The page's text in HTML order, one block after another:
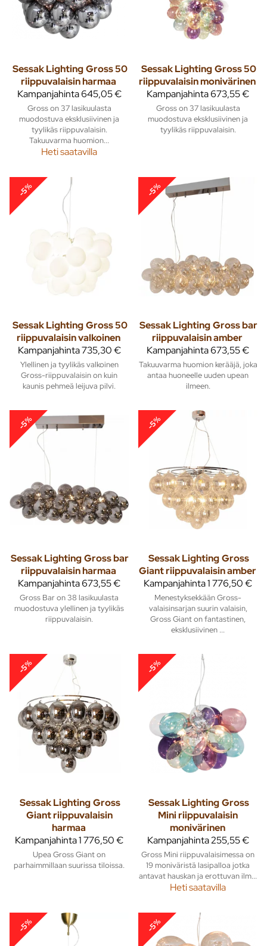
Sessak Lighting Gross 50
riippuvalaisin harmaa
Kampanjahinta645,05 €
Gross on 37 lasikuulasta
muodostuva eksklusiivinen ja
tyylikäs riippuvalaisin.
Takuuvarma huomion...
Heti saatavilla
Sessak Lighting Gross 50
riippuvalaisin monivärinen
Kampanjahinta673,55 €
Gross on 37 lasikuulasta
muodostuva eksklusiivinen ja
tyylikäs riippuvalaisin.
-5%
Sessak Lighting Gross 50
riippuvalaisin valkoinen
Kampanjahinta735,30 €
Ylellinen ja tyylikäs valkoinen
Gross-riippuvalaisin on kuin
kaunis pehmeä leijuva pilvi.
-5%
Sessak LightingGross bar
riippuvalaisin amber
Kampanjahinta673,55 €
Takuuvarma huomion kerääjä, joka
antaa huoneelle uuden upean
ilmeen.
-5%
Sessak LightingGross bar
riippuvalaisin harmaa
Kampanjahinta673,55 €
Gross Bar on 38 lasikuulasta
muodostuva ylellinen ja tyylikäs
riippuvalaisin.
-5%
Sessak Lighting Gross
Giant riippuvalaisin amber
Kampanjahinta1 776,50 €
Menestyksekkään Gross-
valaisinsarjan suurin valaisin,
Gross Giant on fantastinen,
eksklusiivinen ...
-5%
Sessak Lighting Gross
Giant riippuvalaisin
harmaa
Kampanjahinta1 776,50 €
Upea Gross Giant on
parhaimmillaan suurissa tiloissa.
-5%
Sessak Lighting Gross
Mini riippuvalaisin
monivärinen
Kampanjahinta255,55 €
Gross Mini riippuvalaisimessa on
19 moniväristä lasipalloa jotka
antavat hauskan ja erottuvan ilm...
Heti saatavilla
-5% -5%